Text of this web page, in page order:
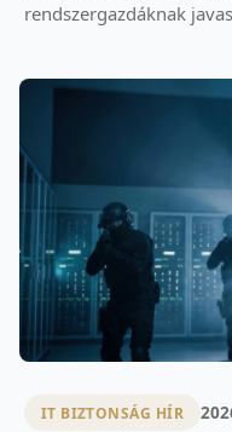
rendszergazdáknak
IT BIZTONSÁG HÍR